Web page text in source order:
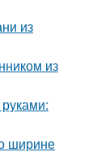
из
из
ширине